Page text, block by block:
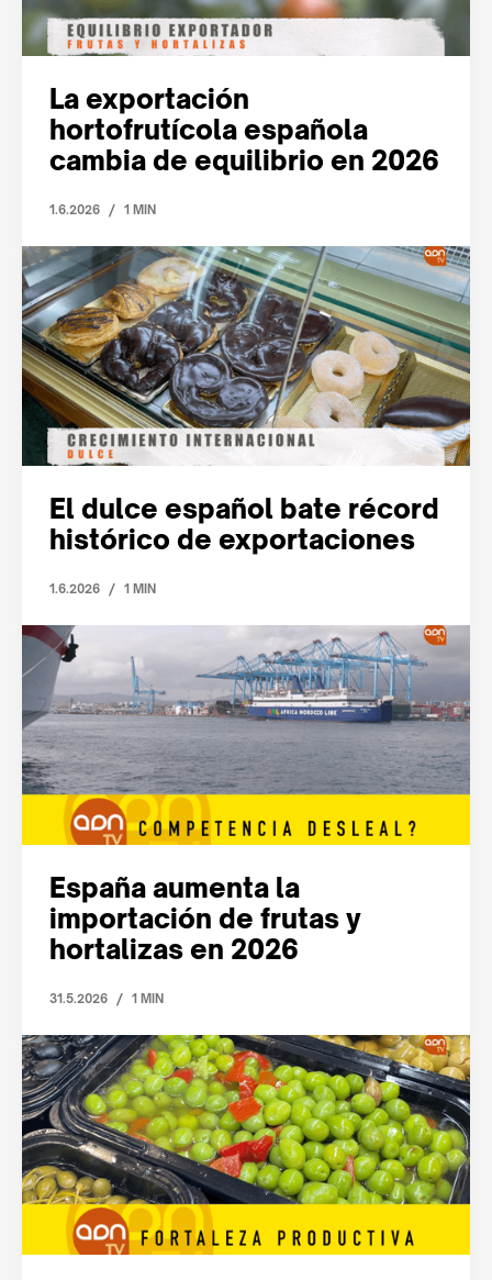
La exportación
hortofrutícola española
cambia de equilibrio en 2026
1.6.2026 / 1 MIN
El dulce español bate récord
histórico de exportaciones
1.6.2026 / 1 MIN
España aumenta la
importación de frutas y
hortalizas en 2026
31.5.2026 / 1 MIN